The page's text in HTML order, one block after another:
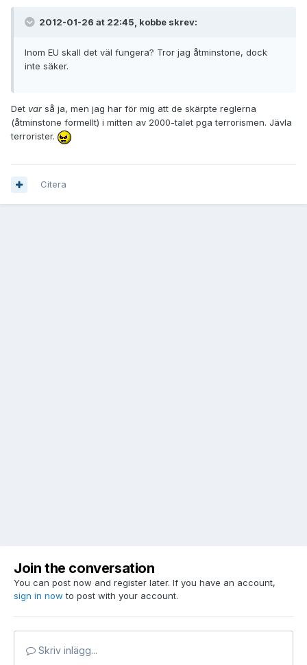
2012-01-26 at 22:45, kobbe skrev:
Inom EU skall det väl fungera? Tror jag åtminstone, dock
inte säker.
Det var så ja, men jag har för mig att de skärpte reglerna
(åtminstone formellt) i mitten av 2000-talet pga terrorismen. Jävla
terrorister.
Citera
Join the conversation
You can post now and register later. If you have an account,
sign in now to post with your account.
Skriv inlägg...